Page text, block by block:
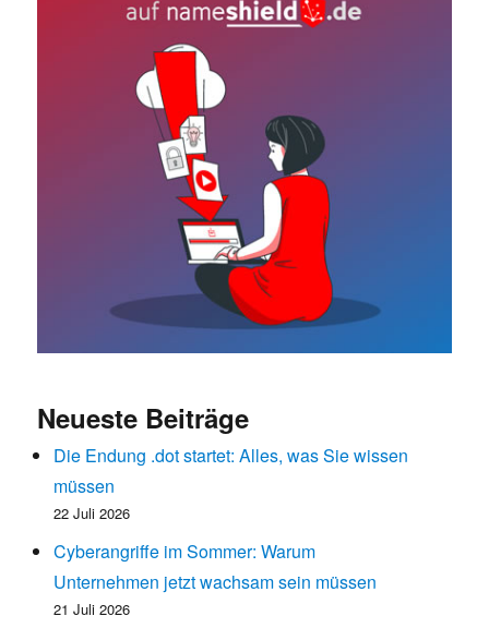
Neueste Beiträge
Die Endung .dot startet: Alles, was Sie wissen
müssen
22 Juli 2026
Cyberangriffe im Sommer: Warum
Unternehmen jetzt wachsam sein müssen
21 Juli 2026